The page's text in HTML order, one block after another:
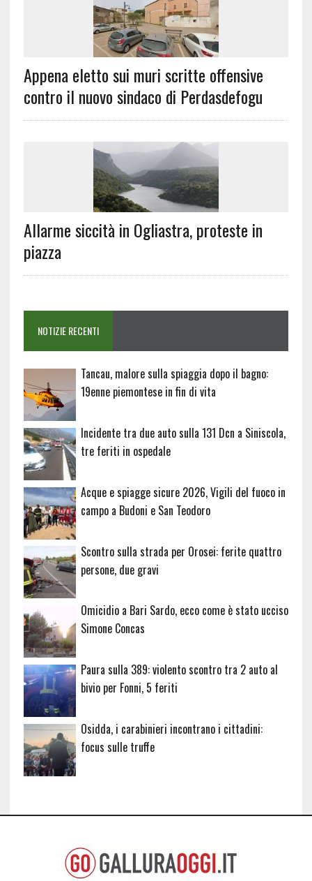
Appena eletto sui muri scritte offensive
contro il nuovo sindaco di Perdasdefogu
Allarme siccità in Ogliastra, proteste in
piazza
NOTIZIE RECENTI
Tancau, malore sulla spiaggia dopo il bagno:
19enne piemontese in fin di vita
Incidente tra due auto sulla 131 Dcn a Siniscola,
tre feriti in ospedale
Acque e spiagge sicure 2026, Vigili del fuoco in
campo a Budoni e San Teodoro
Scontro sulla strada per Orosei: ferite quattro
persone, due gravi
Omicidio a Bari Sardo, ecco come è stato ucciso
Simone Concas
Paura sulla 389: violento scontro tra 2 auto al
bivio per Fonni, 5 feriti
Osidda, i carabinieri incontrano i cittadini:
focus sulle truffe